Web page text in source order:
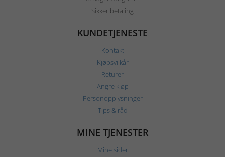
Sikker betaling
KUNDETJENESTE
Kontakt
Kjøpsvilkår
Returer
Angre kjøp
Personopplysninger
Tips & råd
MINE TJENESTER
Mine sider